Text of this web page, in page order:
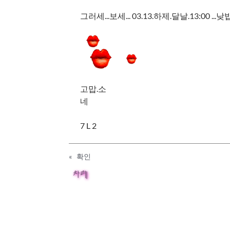
그러세...보세... 03.13.하제.달날.13:00 ...낮
고맙.소
네
7 L 2
« 확인
차례